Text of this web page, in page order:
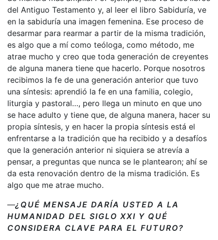
del Antiguo Testamento y, al leer el libro Sabiduría, ve
en la sabiduría una imagen femenina. Ese proceso de
desarmar para rearmar a partir de la misma tradición,
es algo que a mí como teóloga, como método, me
atrae mucho y creo que toda generación de creyentes
de alguna manera tiene que hacerlo. Porque nosotros
recibimos la fe de una generación anterior que tuvo
una síntesis: aprendió la fe en una familia, colegio,
liturgia y pastoral…, pero llega un minuto en que uno
se hace adulto y tiene que, de alguna manera, hacer su
propia síntesis, y en hacer la propia síntesis está el
enfrentarse a la tradición que ha recibido y a desafíos
que la generación anterior ni siquiera se atrevía a
pensar, a preguntas que nunca se le plantearon; ahí se
da esta renovación dentro de la misma tradición. Es
algo que me atrae mucho.
—¿QUÉ MENSAJE DARÍA USTED A LA
HUMANIDAD DEL SIGLO XXI Y QUÉ
CONSIDERA CLAVE PARA EL FUTURO?